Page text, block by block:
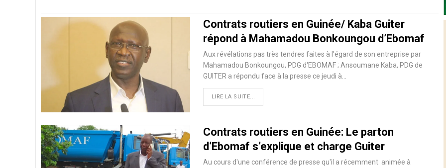
Contrats routiers en Guinée/ Kaba Guiter
répond à Mahamadou Bonkoungou d’Ebomaf
Aux révélations pas très tendres faites à l’égard de son entreprise par
Mahamadou Bonkoungou, PDG d'EBOMAF ; Ansoumane Kaba, PDG de
GUITER a répondu face à la presse ce jeudi à…
LIRE LA SUITE...
Contrats routiers en Guinée: Le parton
d’Ebomaf s’explique et charge Guiter
Au cours d'une conférence de presse qu'il a récemment animée à